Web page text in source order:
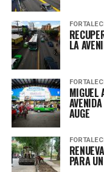
LA
MIGUEL
AUGE
PARA